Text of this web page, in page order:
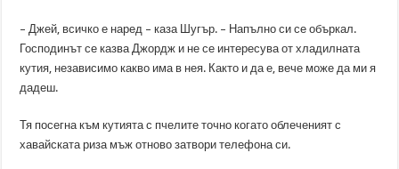
– Джей, всичко е наред – каза Шугър. – Напълно си се объркал.
Господинът се казва Джордж и не се интересува от хладилната
кутия, независимо какво има в нея. Както и да е, вече може да ми я
дадеш.
Тя посегна към кутията с пчелите точно когато облеченият с
хавайската риза мъж отново затвори телефона си.